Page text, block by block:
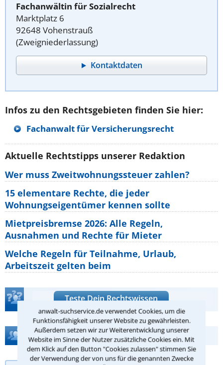
anwalt-suchservice.de verwendet Cookies, um die
Funktionsfähigkeit unserer Website zu gewährleisten.
Außerdem setzen wir zur Weiterentwicklung unserer
Website im Sinne der Nutzer zusätzliche Cookies ein. Mit
dem Klick auf den Button "Cookies zulassen" stimmen Sie
der Verwendung der von uns für die genannten Zwecke
Fachanwältin für Sozialrecht
Marktplatz 6
92648 Vohenstrauß
(Zweigniederlassung)
Kontaktdaten
Infos zu den Rechtsgebieten finden Sie hier:
Fachanwalt für Versicherungsrecht
Aktuelle Rechtstipps unserer Redaktion
Wer muss Zweitwohnungssteuer zahlen?
15 elementare Rechte, die jeder
Wohnungseigentümer kennen sollte
Mietpreisbremse 2026: Alle Regeln,
Ausnahmen und Rechte für Mieter
Welche Regeln für Teilnahme, Urlaub,
Arbeitszeit gelten beim
Teste Dein Rechtswissen
Hilfe bei Ihrer Anwaltsuche?